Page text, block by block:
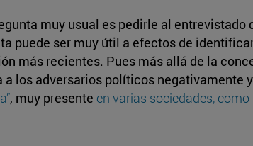
muy usual es pedirle al entrevistado
puede ser muy útil a efectos de
más recientes. Pues más allá de la
los adversarios políticos negativamente
, muy presente en varias sociedades, como